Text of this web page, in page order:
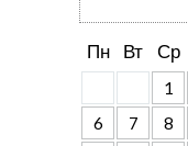
Пн Вт Ср
1
6
7 8